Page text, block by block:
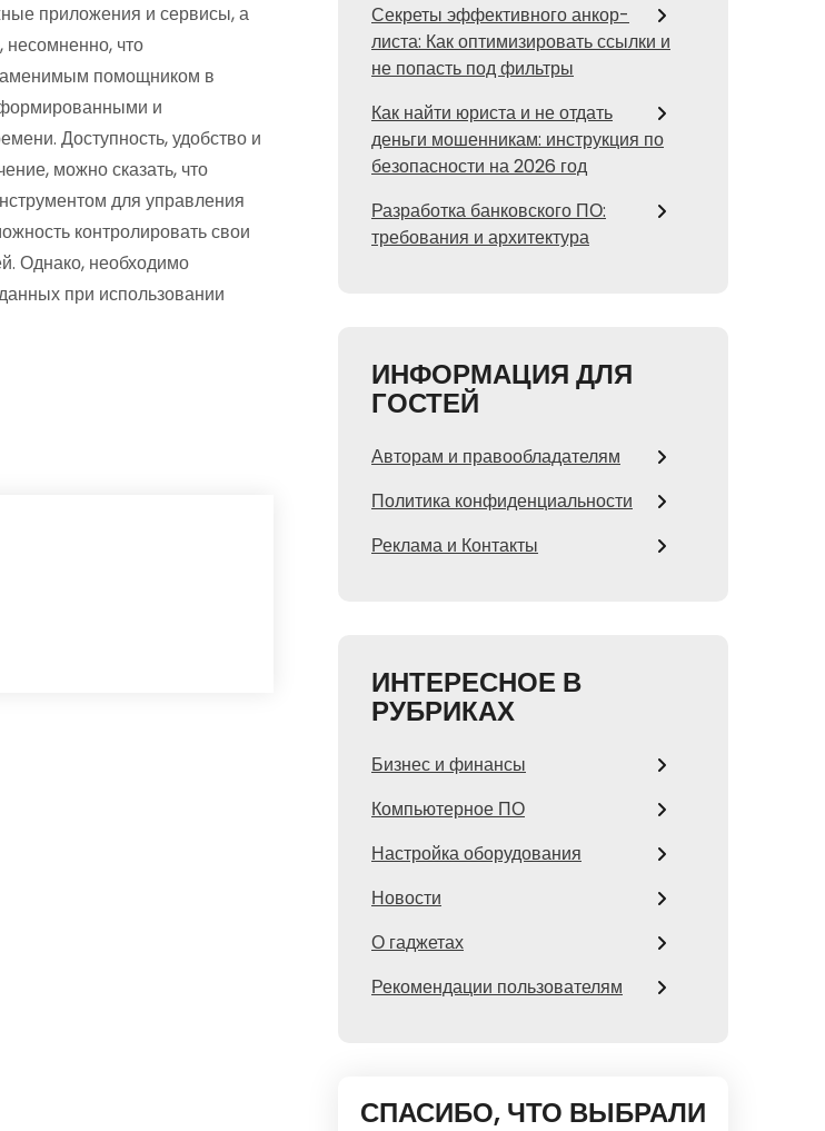
приложения и сервисы, а
что
помощником в
и
Доступность, удобство и
можно сказать, что
для управления
контролировать свои
Однако, необходимо
при использовании
Секреты эффективного анкор-
листа: Как оптимизировать ссылки и
не попасть под фильтры
Как найти юриста и не отдать
деньги мошенникам: инструкция по
безопасности на 2026 год
Разработка банковского ПО:
требования и архитектура
ИНФОРМАЦИЯ ДЛЯ
ГОСТЕЙ
Авторам и правообладателям
Политика конфиденциальности
Реклама и Контакты
ИНТЕРЕСНОЕ В
РУБРИКАХ
Бизнес и финансы
Компьютерное ПО
Настройка оборудования
Новости
О гаджетах
Рекомендации пользователям
СПАСИБО, ЧТО ВЫБРАЛИ